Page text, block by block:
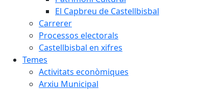
El Capbreu de Castellbisbal
Carrerer
Processos electorals
Castellbisbal en xifres
Temes
Activitats econòmiques
Arxiu Municipal